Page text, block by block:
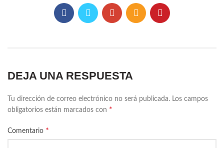
DEJA UNA RESPUESTA
Tu dirección de correo electrónico no será publicada. Los campos
obligatorios están marcados con *
Comentario *